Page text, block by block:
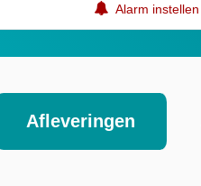
Alarm instellen
Afleveringen